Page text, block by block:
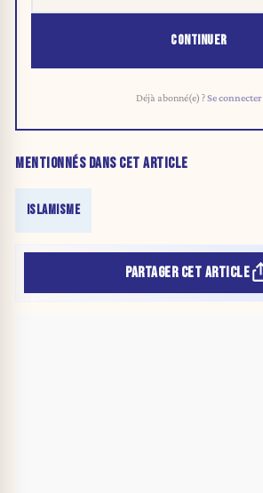
CONTINUER
Déjà abonné(e) ?Se connecter
MENTIONNÉS DANS CET ARTICLE
ISLAMISME
PARTAGER CET ARTICLE